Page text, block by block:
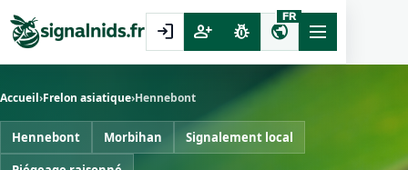
login person_add pest_control public
FR
Accueil›Frelon asiatique›Hennebont
Hennebont Morbihan
Signalement local